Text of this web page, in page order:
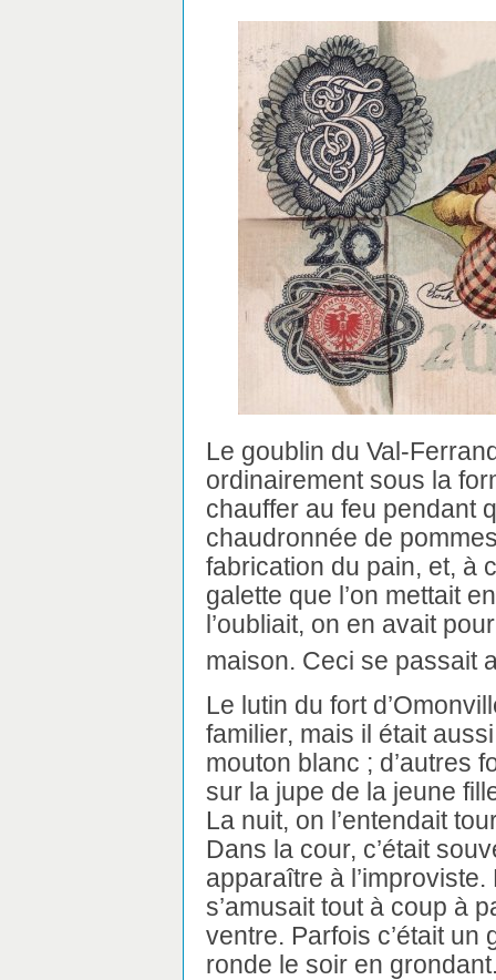
Le goublin du Val-
ordinairement sous la
chauffer au feu pendant
chaudronnée de
fabrication du pain, et, à
galette que l’on mettait
l’oubliait, on en avait
maison. Ceci se passait
Le lutin du fort
familier, mais il était
mouton blanc ; d’autres
sur la jupe de la jeune
La nuit, on l’entendait
Dans la cour, c’était
apparaître à l’improviste.
s’amusait tout à coup à
ventre. Parfois c’était un
ronde le soir en